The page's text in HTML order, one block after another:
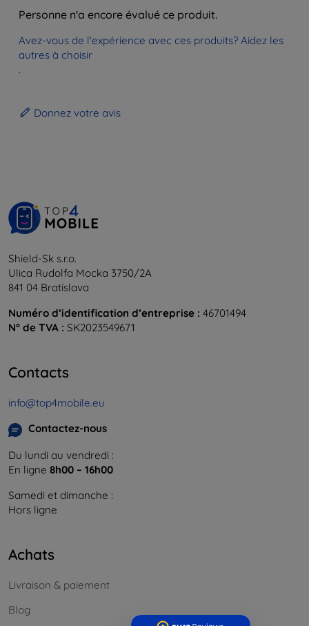
Personne n'a encore évalué ce produit.
Avez-vous de l'expérience avec ces produits? Aidez les
autres à choisir
.
Donnez votre avis
Shield-Sk s.r.o.
Ulica Rudolfa Mocka 3750/2A
841 04 Bratislava
Numéro d’identification d’entreprise : 46701494
N° de TVA : SK2023549671
Contacts
info@top4mobile.eu
Contactez-nous
Du lundi au vendredi :
En ligne 8h00 – 16h00
Samedi et dimanche :
Hors ligne
Achats
Livraison & paiement
Blog